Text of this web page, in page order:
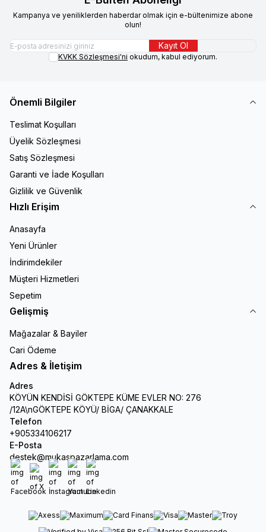
Kampanya ve yeniliklerden haberdar olmak için e-bültenimize abone
olun!
Kayıt Ol
KVKK Sözleşmesi'ni okudum, kabul ediyorum.
Önemli Bilgiler
Teslimat Koşulları
Üyelik Sözleşmesi
Satış Sözleşmesi
Garanti ve İade Koşulları
Gizlilik ve Güvenlik
Hızlı Erişim
Anasayfa
Yeni Ürünler
İndirimdekiler
Müşteri Hizmetleri
Sepetim
Gelişmiş
Mağazalar & Bayiler
Cari Ödeme
Adres & İletişim
Adres
KÖYÜN KENDİSİ GÖKTEPE KÜME EVLER NO: 276
/12A\nGÖKTEPE KÖYÜ/ BİGA/ ÇANAKKALE
Telefon
+905334106217
E-Posta
destek@mukaspazarlama.com
Facebook
X İnstagram
Youtube